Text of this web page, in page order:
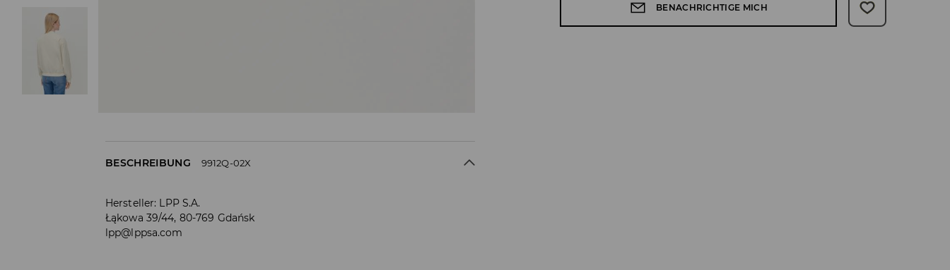
BENACHRICHTIGE MICH
BESCHREIBUNG 9912Q-02X
Hersteller: LPP S.A.
Łąkowa 39/44, 80-769 Gdańsk
lpp@lppsa.com